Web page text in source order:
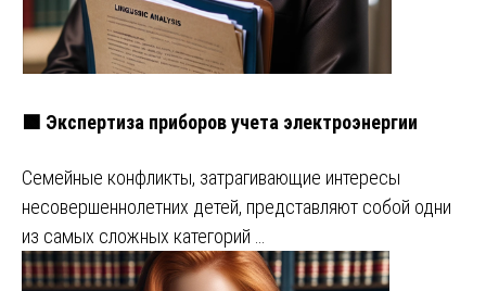
🟩 Экспертиза приборов учета электроэнергии
Семейные конфликты, затрагивающие интересы
несовершеннолетних детей, представляют собой одни
из самых сложных категорий …